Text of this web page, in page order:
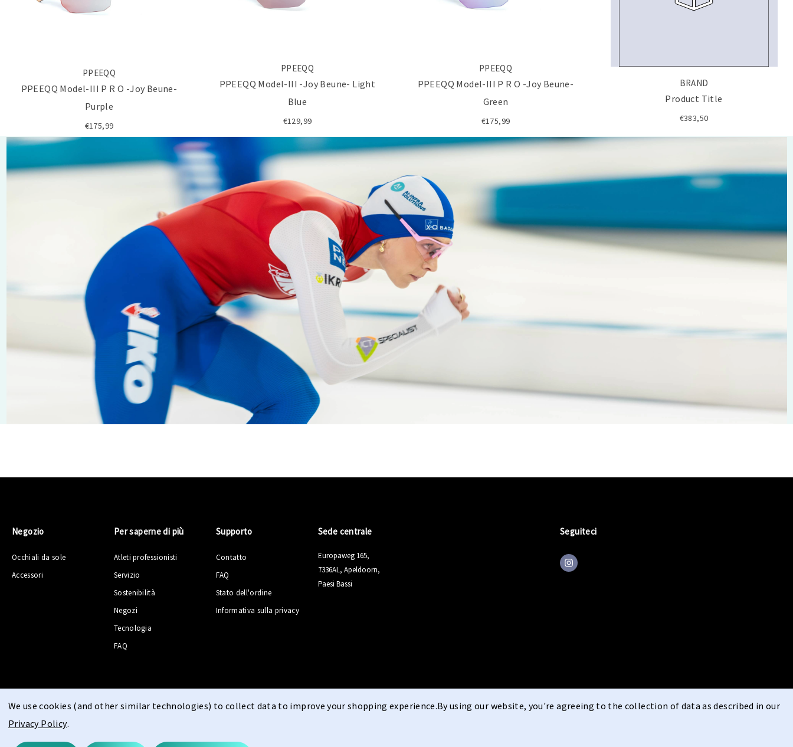
PPEEQQ
PPEEQQ Model-III P R O -Joy Beune-
Purple
€175,99
PPEEQQ
PPEEQQ Model-III -Joy Beune- Light
Blue
€129,99
PPEEQQ
PPEEQQ Model-III P R O -Joy Beune-
Green
€175,99
BRAND
Product Title
€383,50
Seguiteci
Negozio
Occhiali da sole
Accessori
Per saperne di più
Atleti professionisti
Servizio
Sostenibilità
Negozi
Tecnologia
FAQ
Supporto
Contatto
FAQ
Stato dell'ordine
Informativa sulla privacy
Sede centrale
Europaweg 165,
7336AL, Apeldoorn,
Paesi Bassi
© 2026 PPEEQQ |Mappa del sito
We use cookies (and other similar technologies) to collect data to improve your shopping experience.By using our website, you're agreeing to the collection of data as described in our
Privacy Policy.